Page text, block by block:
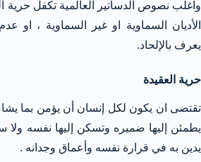
واغلب نصوص الدساتير العالمية تكفل حرية
الأديان السماوية او غير السماوية ، او
يعرف بالإلحاد.
حرية العقيدة
تقتضى ان يكون لكل إنسان أن يؤمن بما يشاء
يطمئن إليها ضميره وتسكن إليها نفسه ولا
يدين به في قرارة نفسه وأعماق وجدانه .